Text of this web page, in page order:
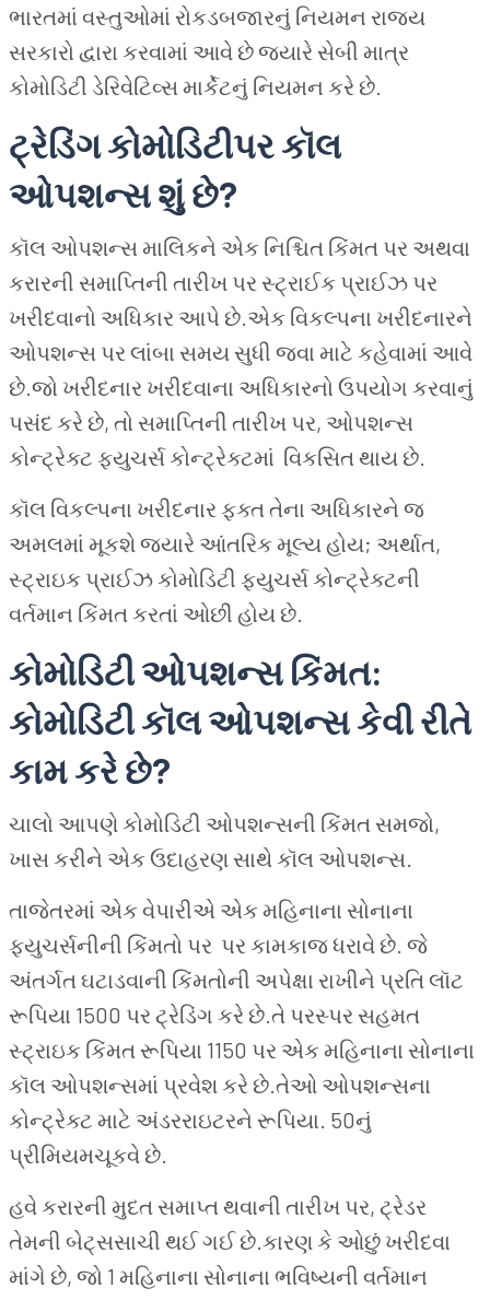
ભારતમાં વસ્તુઓમાં રોકડબજારનું નિયમન રાજ્ય
સરકારો દ્વારા કરવામાં આવે છે જ્યારે સેબી માત્ર
કોમોડિટી ડેરિવેટિવ્સ માર્કેટનું નિયમન કરે છે.
ટ્રેડિંગ કોમોડિટીપર કૉલ
ઓપશન્સ શું છે?
કૉલ ઓપશન્સ માલિકને એક નિશ્ચિત કિંમત પર અથવા
કરારની સમાપ્તિની તારીખ પર સ્ટ્રાઈક પ્રાઈઝ પર
ખરીદવાનો અધિકાર આપે છે.એક વિકલ્પના ખરીદનારને
ઓપશન્સ પર લાંબા સમય સુધી જવા માટે કહેવામાં આવે
છે.જો ખરીદનાર ખરીદવાના અધિકારનો ઉપયોગ કરવાનું
પસંદ કરે છે, તો સમાપ્તિની તારીખ પર, ઓપશન્સ
કોન્ટ્રેક્ટ ફ્યુચર્સ કોન્ટ્રેક્ટમાં વિકસિત થાય છે.
કૉલ વિકલ્પના ખરીદનાર ફક્ત તેના અધિકારને જ
અમલમાં મૂકશે જ્યારે આંતરિક મૂલ્ય હોય; અર્થાત,
સ્ટ્રાઇક પ્રાઈઝ કોમોડિટી ફ્યુચર્સ કોન્ટ્રેક્ટની
વર્તમાન કિંમત કરતાં ઓછી હોય છે.
કોમોડિટી ઓપશન્સ કિંમત:
કોમોડિટી કૉલ ઓપશન્સ કેવી રીતે
કામ કરે છે?
ચાલો આપણે કોમોડિટી ઓપશન્સની કિંમત સમજો,
ખાસ કરીને એક ઉદાહરણ સાથે કૉલ ઓપશન્સ.
તાજેતરમાં એક વેપારીએ એક મહિનાના સોનાના
ફ્યુચર્સનીની કિંમતો પર પર કામકાજ ધરાવે છે. જે
અંતર્ગત ઘટાડવાની કિંમતોની અપેક્ષા રાખીને પ્રતિ લૉટ
રૂપિયા 1500 પર ટ્રેડિંગ કરે છે.તે પરસ્પર સહમત
સ્ટ્રાઇક કિંમત રૂપિયા 1150 પર એક મહિનાના સોનાના
કૉલ ઓપશન્સમાં પ્રવેશ કરે છે.તેઓ ઓપશન્સના
કોન્ટ્રેક્ટ માટે અંડરરાઇટરને રૂપિયા. 50નું
પ્રીમિયમચૂકવે છે.
હવે કરારની મુદત સમાપ્ત થવાની તારીખ પર, ટ્રેડર
તેમની બેટ્સસાચી થઈ ગઈ છે.કારણ કે ઓછું ખરીદવા
માંગે છે, જો 1 મહિનાના સોનાના ભવિષ્યની વર્તમાન